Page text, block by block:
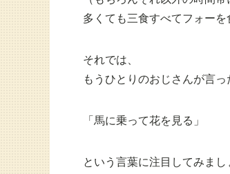
多くても三食すべてフォーを
それでは、
もうひとりのおじさんが言っ
「馬に乗って花を見る」
という言葉に注目してみまし